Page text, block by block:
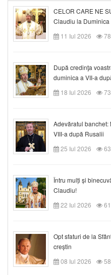
CELOR CARE NE
Claudiu la
11 Iul 2026
După credinţa
duminica a VII-a
18 Iul 2026
Adevăratul banchet:
VIII-a după Rusalii
25 Iul 2026
Întru mulți și
Claudiu!
22 Iul 2026
Opt sfaturi de la
creștin
08 Iul 2026